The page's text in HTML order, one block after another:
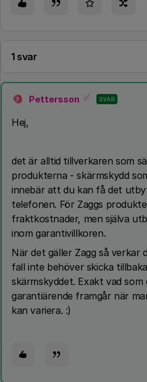
1 svar
P Pettersson SVAR
Hej,
det är alltid tillverkaren som
produkterna - skärmskydd
innebär att du kan få det
telefonen. För Zaggs
fraktkostnader, men själva
inom garantivillkoren.
När det gäller Zagg så verkar
fall inte behöver skicka
skärmskyddet. Exakt vad
garantiärende framgår när
kan variera. :)